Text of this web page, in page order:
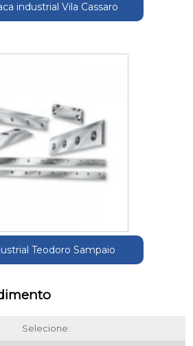
industrial Vila Cassaro
Teodoro Sampaio
Selecione: